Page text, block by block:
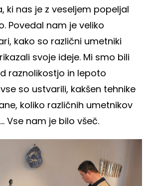
ki nas je z veseljem popeljal
Povedal nam je veliko
kako so različni umetniki
svoje ideje. Mi smo bili
raznolikostjo in lepoto
so ustvarili, kakšen tehnike
koliko različnih umetnikov
Vse nam je bilo všeč.